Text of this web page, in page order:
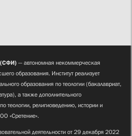
(СФИ) — автономная некоммерческая
образования. Институт реализует
образования по теологии (бакалавриат,
а также дополнительного
теологии, религиоведению, истории и
«Сретение».
деятельности от 29 декабря 2022